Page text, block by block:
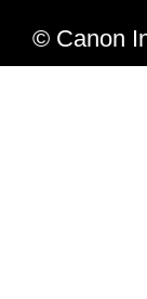
© Canon